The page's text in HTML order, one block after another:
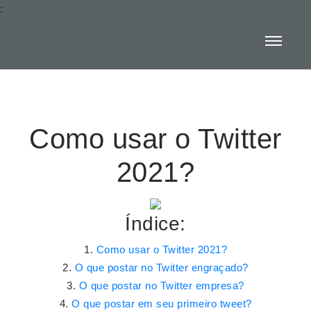
:
Como usar o Twitter
2021?
Índice:
Como usar o Twitter 2021?
O que postar no Twitter engraçado?
O que postar no Twitter empresa?
O que postar em seu primeiro tweet?